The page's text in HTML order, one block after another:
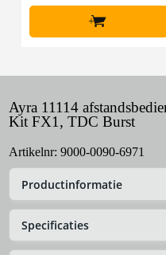
+
Ayra 11114
Kit FX1, TDC Burst
Artikelnr: 9000-0090-6971
Productinformatie
Specificaties